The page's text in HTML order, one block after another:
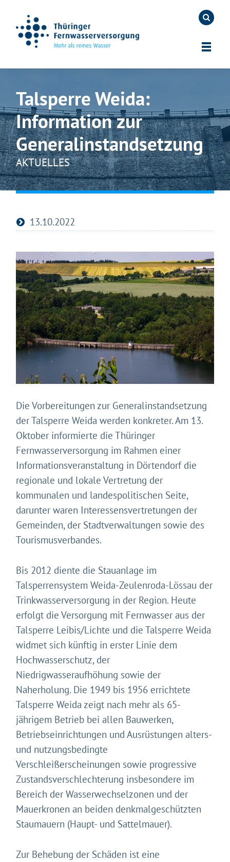
Talsperre Weida:
Information zur
Generalinstandsetzung
AKTUELLES
13.10.2022
Die Vorbereitungen zur Generalinstandsetzung
der Talsperre Weida werden konkreter. Am 13.
Oktober informierte die Thüringer
Fernwasserversorgung im Rahmen einer
Informationsveranstaltung in Dörtendorf die
regionale und lokale Vertretung der
kommunalen und landespolitischen Seite,
darunter waren Interessensvertretungen der
Gemeinden, der Stadtverwaltungen sowie des
Tourismusverbandes.
Bis 2012 diente die Stauanlage im
Talsperrensystem Weida-Zeulenroda-Lössau der
Trinkwasserversorgung in der Region. Heute
erfolgt die Versorgung mit Fernwasser aus der
Talsperre Leibis/Lichte und die Talsperre Weida
widmet sich künftig in erster Linie dem
Hochwasserschutz, der
Niedrigwasseraufhöhung sowie der
Naherholung. Die 1949 bis 1956 errichtete
Talsperre Weida zeigt nach mehr als 65-
jährigem Betrieb bei allen Bauwerken,
Betriebseinrichtungen und Ausrüstungen alters-
und nutzungsbedingte
Verschleißerscheinungen sowie progressive
Zustandsverschlechterung insbesondere im
Bereich der Wasserwechselzonen und der
Mauerkronen an beiden denkmalgeschützten
Staumauern (Haupt- und Sattelmauer).
Zur Behebung der Schäden ist eine
Mit Ihrer Zustimmung möchten wir moderne Web-